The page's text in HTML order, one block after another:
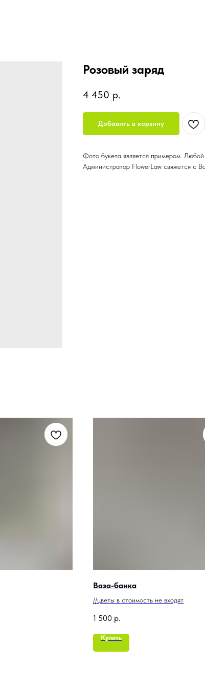
Розовый заряд
4 450 р.
Добавить в корзину
Фото букета является примером. Любой
Администратор FlowerLaw свяжется с
Ваза-банка
//цветы в стоимость не входят
1 500 р.
Купить